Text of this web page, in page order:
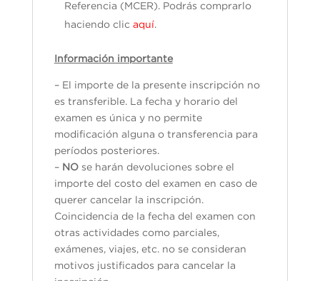
Referencia (MCER). Podrás comprarlo
haciendo clic aquí.
Información importante
– El importe de la presente inscripción no
es transferible. La fecha y horario del
examen es única y no permite
modificación alguna o transferencia para
períodos posteriores.
– NOse harán devoluciones sobre el
importe del costo del examen en caso de
querer cancelar la inscripción.
Coincidencia de la fecha del examen con
otras actividades como parciales,
exámenes, viajes, etc. no se consideran
motivos justificados para cancelar la